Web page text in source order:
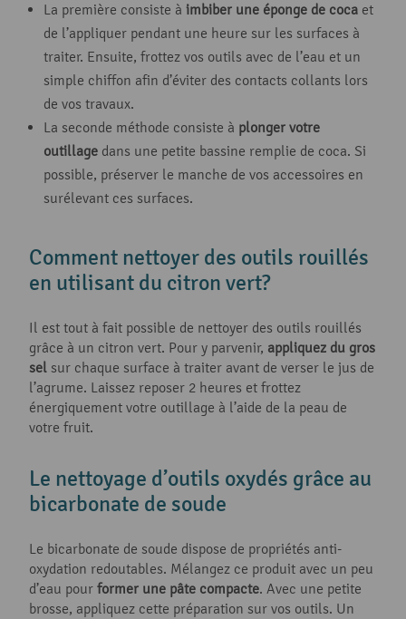
La première consiste à imbiber une éponge de coca et
de l’appliquer pendant une heure sur les surfaces à
traiter. Ensuite, frottez vos outils avec de l’eau et un
simple chiffon afin d’éviter des contacts collants lors
de vos travaux.
La seconde méthode consiste à plonger votre
outillage dans une petite bassine remplie de coca. Si
possible, préserver le manche de vos accessoires en
surélevant ces surfaces.
Comment nettoyer des outils rouillés
en utilisant du citron vert?
Il est tout à fait possible de nettoyer des outils rouillés
grâce à un citron vert. Pour y parvenir, appliquez du gros
sel sur chaque surface à traiter avant de verser le jus de
l’agrume. Laissez reposer 2 heures et frottez
énergiquement votre outillage à l’aide de la peau de
votre fruit.
Le nettoyage d’outils oxydés grâce au
bicarbonate de soude
Le bicarbonate de soude dispose de propriétés anti-
oxydation redoutables. Mélangez ce produit avec un peu
d’eau pour former une pâte compacte. Avec une petite
brosse, appliquez cette préparation sur vos outils. Un